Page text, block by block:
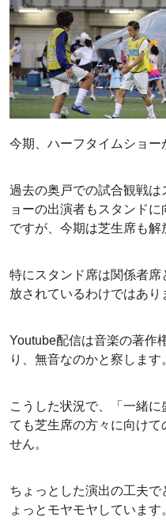
今期、ハーフタイムショー
過去の奥戸での試合観戦
ョーの出演者もスタンド
ですが、今期は芝生席も解
特にスタンド席は関係者
放されているわけではあり
Youtube配信は音楽の著作
り、無音なのかと察します
こうした状況で、「一緒
ても芝生席の方々に向けて
せん。
ちょっとした演出の工夫
ょっとモヤモヤしています